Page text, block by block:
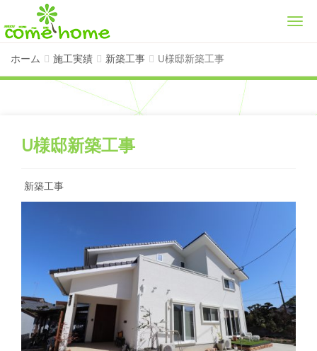
ホーム 施工実績 新築工事 U様邸新築工事
U様邸新築工事
新築工事